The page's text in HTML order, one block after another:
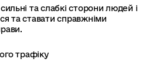
та слабкі сторони людей і
та ставати справжніми
трафіку